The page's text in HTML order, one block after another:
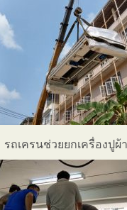
รถเครนช่วยยกเครื่องปูผ้า